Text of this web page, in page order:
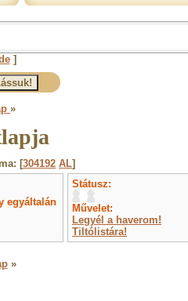
]
»
[304192 AL]
egyáltalán
Státusz:
Művelet:
Legyél a haverom!
Tiltólistára!
»